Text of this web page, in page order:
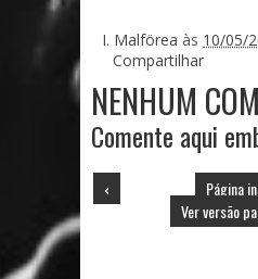
I. Malförea às 10/05/
Compartilhar
NENHUM
Comente aqui
‹
Página
Ver versão